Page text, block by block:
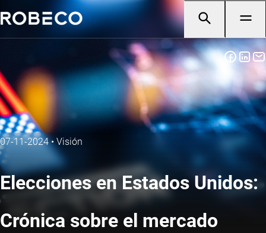
07-11-2024•Visión
Elecciones en Estados Unidos:
Crónica sobre el mercado